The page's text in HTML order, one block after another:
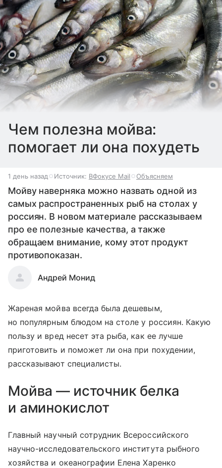
Чем полезна мойва:
помогает ли она похудеть
1 день назад Источник: ВФокусе Mail Объясняем
Мойву наверняка можно назвать одной из
самых распространенных рыб на столах у
россиян. В новом материале рассказываем
про ее полезные качества, а также
обращаем внимание, кому этот продукт
противопоказан.
Андрей Монид
Жареная мойва всегда была дешевым,
но популярным блюдом на столе у россиян. Какую
пользу и вред несет эта рыба, как ее лучше
приготовить и поможет ли она при похудении,
рассказывают специалисты.
Мойва — источник белка
и аминокислот
Главный научный сотрудник Всероссийского
научно-исследовательского института рыбного
хозяйства и океанографии Елена Харенко